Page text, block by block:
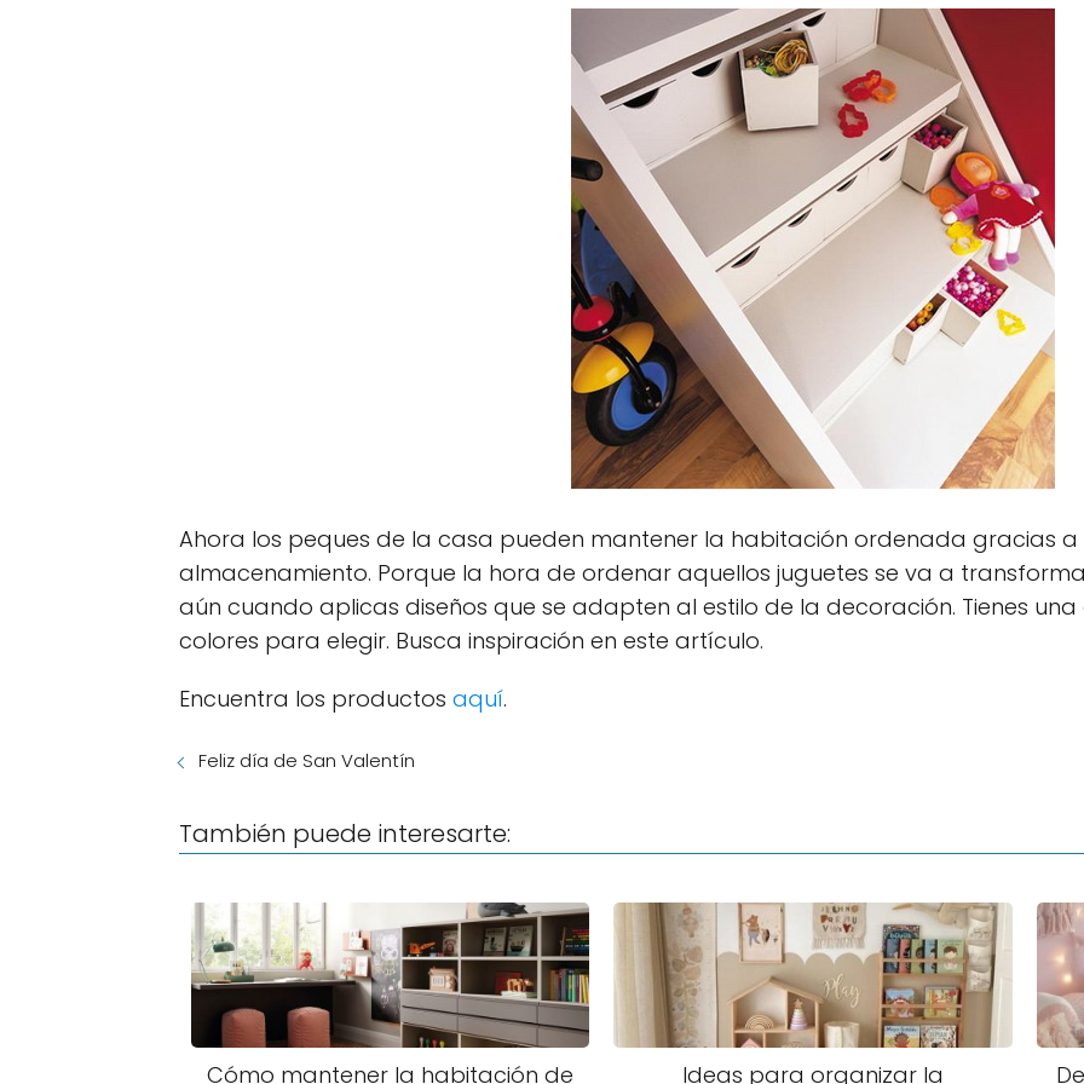
Ahora los peques de la casa pueden mantener la habitación ordenada gracias a
almacenamiento. Porque la hora de ordenar aquellos juguetes se va a
aún cuando aplicas diseños que se adapten al estilo de la decoración. Tienes
colores para elegir. Busca inspiración en este artículo.
Encuentra los productos aquí.
Feliz día de San Valentín
También puede interesarte:
Cómo mantener la habitación de Ideas para organizar la